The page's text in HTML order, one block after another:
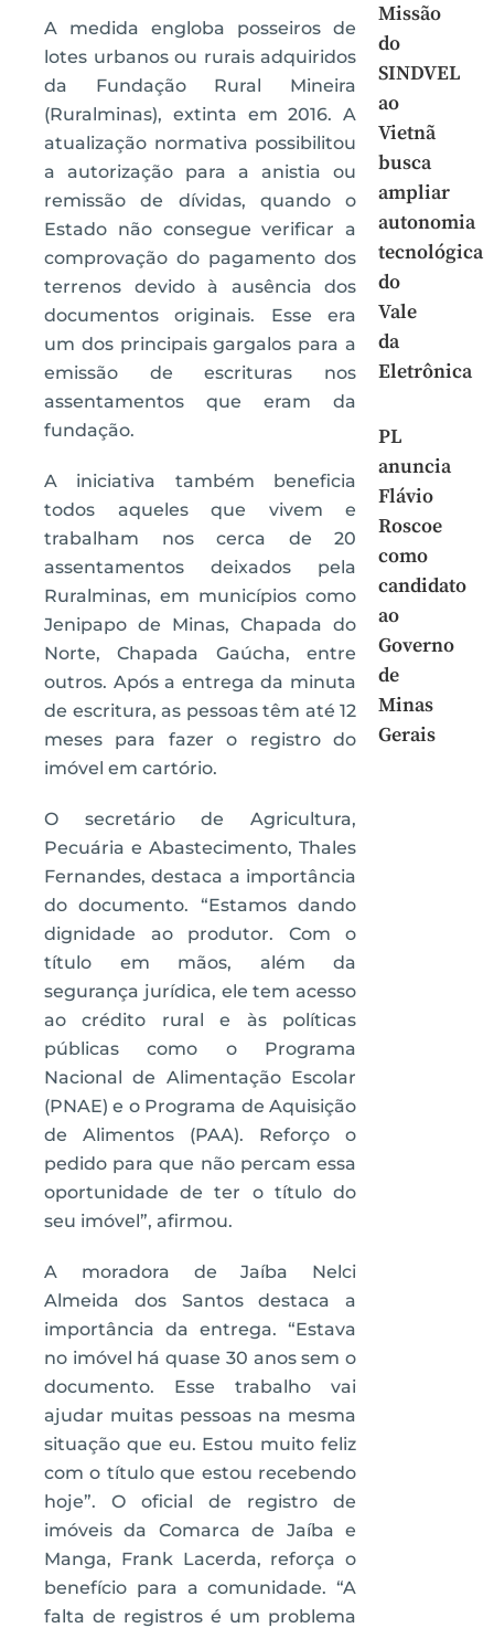
A medida engloba posseiros de
lotes urbanos ou rurais adquiridos
da Fundação Rural Mineira
(Ruralminas), extinta em 2016. A
atualização normativa possibilitou
a autorização para a anistia ou
remissão de dívidas, quando o
Estado não consegue verificar a
comprovação do pagamento dos
terrenos devido à ausência dos
documentos originais. Esse era
um dos principais gargalos para a
emissão de escrituras nos
assentamentos que eram da
fundação.
A iniciativa também beneficia
todos aqueles que vivem e
trabalham nos cerca de 20
assentamentos deixados pela
Ruralminas, em municípios como
Jenipapo de Minas, Chapada do
Norte, Chapada Gaúcha, entre
outros. Após a entrega da minuta
de escritura, as pessoas têm até 12
meses para fazer o registro do
imóvel em cartório.
O secretário de Agricultura,
Pecuária e Abastecimento, Thales
Fernandes, destaca a importância
do documento. “Estamos dando
dignidade ao produtor. Com o
título em mãos, além da
segurança jurídica, ele tem acesso
ao crédito rural e às políticas
públicas como o Programa
Nacional de Alimentação Escolar
(PNAE) e o Programa de Aquisição
de Alimentos (PAA). Reforço o
pedido para que não percam essa
oportunidade de ter o título do
seu imóvel”, afirmou.
A moradora de Jaíba Nelci
Almeida dos Santos destaca a
importância da entrega. “Estava
no imóvel há quase 30 anos sem o
documento. Esse trabalho vai
ajudar muitas pessoas na mesma
situação que eu. Estou muito feliz
com o título que estou recebendo
hoje”. O oficial de registro de
imóveis da Comarca de Jaíba e
Manga, Frank Lacerda, reforça o
benefício para a comunidade. “A
falta de registros é um problema
Missão
do
SINDVEL
ao
Vietnã
busca
ampliar
autonomia
tecnológica
do
Vale
da
Eletrônica
PL
anuncia
Flávio
Roscoe
como
candidato
ao
Governo
de
Minas
Gerais